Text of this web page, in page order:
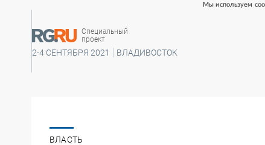
Мы используем
Специальный
проект
2-4 СЕНТЯБРЯ 2021 ВЛАДИВОСТОК
ВЛАСТЬ